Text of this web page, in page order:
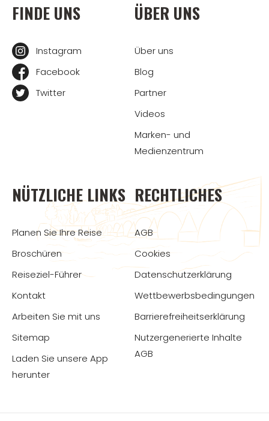
FINDE UNS
Instagram
Facebook
Twitter
ÜBER UNS
Über uns
Blog
Partner
Videos
Marken- und
Medienzentrum
NÜTZLICHE LINKS
Planen Sie Ihre Reise
Broschüren
Reiseziel-Führer
Kontakt
Arbeiten Sie mit uns
Sitemap
Laden Sie unsere App
herunter
RECHTLICHES
AGB
Cookies
Datenschutzerklärung
Wettbewerbsbedingungen
Barrierefreiheitserklärung
Nutzergenerierte Inhalte
AGB